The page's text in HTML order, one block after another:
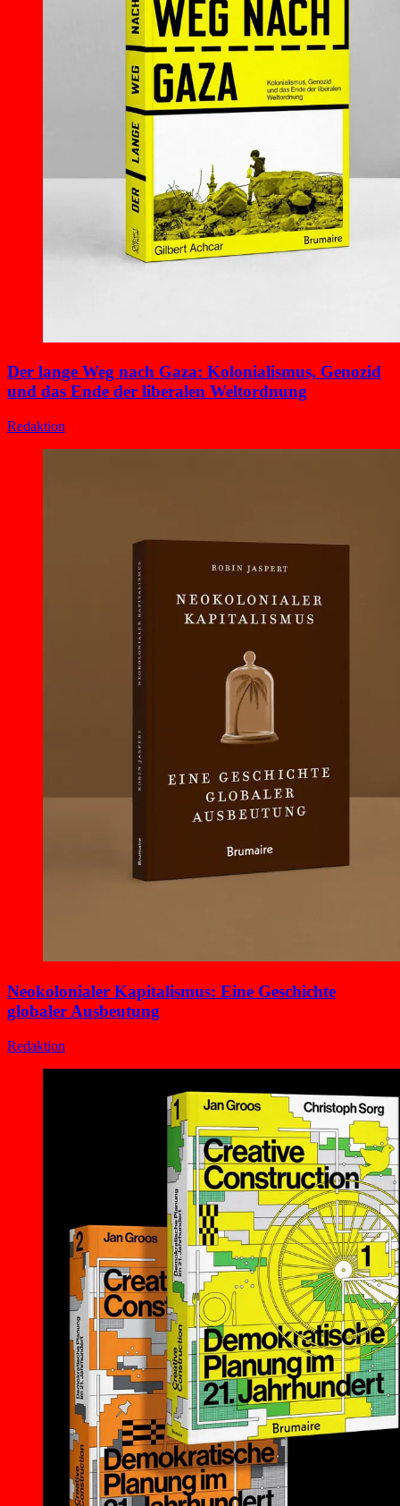
Der lange Weg nach Gaza: Kolonialismus, Genozid
und das Ende der liberalen Weltordnung
Redaktion
Neokolonialer Kapitalismus: Eine Geschichte
globaler Ausbeutung
Redaktion